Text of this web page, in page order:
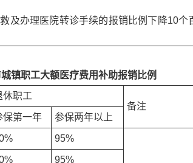
及办理医院转诊手续的报销比例下降10个
镇职工大额医疗费用补助报销比例
休职工
备注
保第一年 参保两年以上
95%
95%